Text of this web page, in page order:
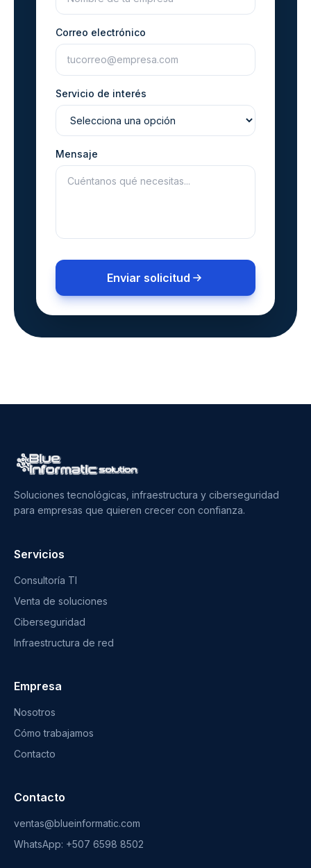
Correo electrónico
Servicio de interés
Mensaje
Enviar solicitud
Soluciones tecnológicas, infraestructura y ciberseguridad
para empresas que quieren crecer con confianza.
Servicios
Consultoría TI
Venta de soluciones
Ciberseguridad
Infraestructura de red
Empresa
Nosotros
Cómo trabajamos
Contacto
Contacto
ventas@blueinformatic.com
WhatsApp: +507 6598 8502